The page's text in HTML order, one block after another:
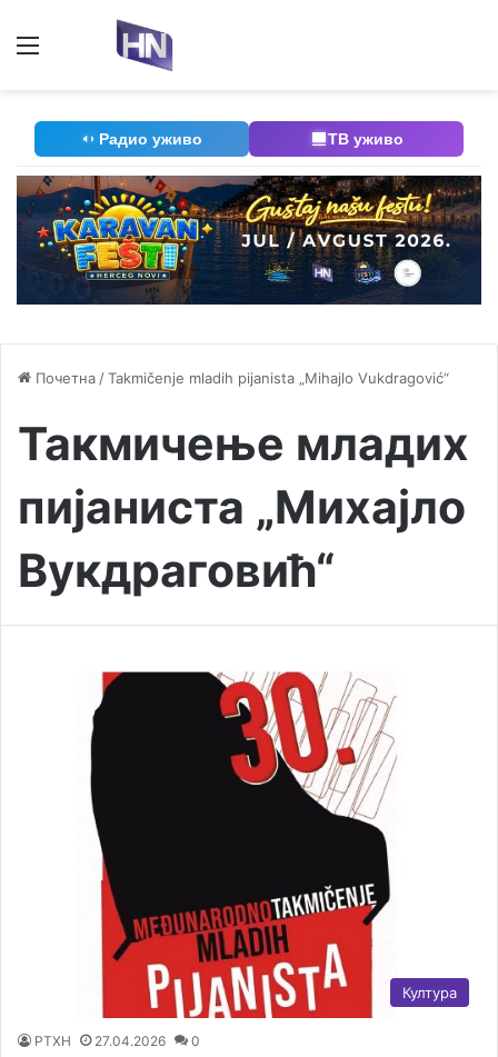
Радио уживо ТВ уживо
Почетна /Takmičenje mladih pijanista „Mihajlo Vukdragović“
Такмичење младих
пијаниста „Михајло
Вукдраговић“
Култура
РТХН 27.04.2026 0